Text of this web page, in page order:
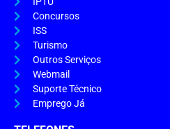
Concursos
ISS
Turismo
Outros Serviços
Webmail
Suporte Técnico
Emprego Já